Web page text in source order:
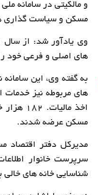
و مالکیتی در سامانه
مسکن و سیاست گذاری
های اصلی و فرعی خود
به گفته وی، این
های مربوطه نیز خدمات
اخذ
مسکن عرضه شدند.
سرپرست خانوار
شناسایی خانه های